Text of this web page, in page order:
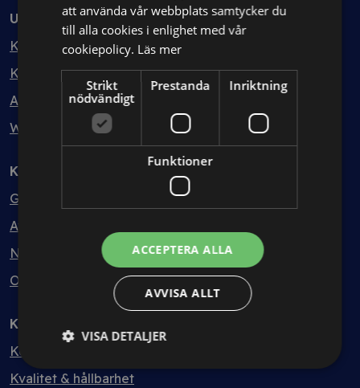
Utbildning
Kurser
Kurspaket
Abonnemang
Webbinarium
Kunskapsbank
Guider
Avtalsmallar
Nyheter
Ordlista
Kontakt
Kontakt
Kvalitet & hållbarhet
att använda vår webbplats samtycker du
till alla cookies i enlighet med vår
cookiepolicy. Läs mer
Strikt
nödvändigt
Prestanda Inriktning
Funktioner
ACCEPTERA ALLA
AVVISA ALLT
VISA DETALJER